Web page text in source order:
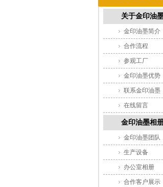
关于金印油
金印油墨简介
合作流程
参观工厂
金印油墨优势
联系金印油墨
在线留言
金印油墨相
金印油墨团队
生产设备
办公室相册
合作客户展示